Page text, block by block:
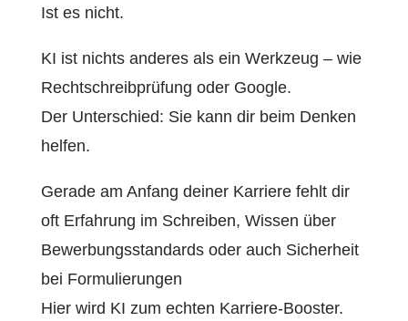
Ist es nicht.
KI ist nichts anderes als ein Werkzeug – wie
Rechtschreibprüfung oder Google.
Der Unterschied: Sie kann dir beim Denken
helfen.
Gerade am Anfang deiner Karriere fehlt dir
oft Erfahrung im Schreiben, Wissen über
Bewerbungsstandards oder auch Sicherheit
bei Formulierungen
Hier wird KI zum echten Karriere-Booster.